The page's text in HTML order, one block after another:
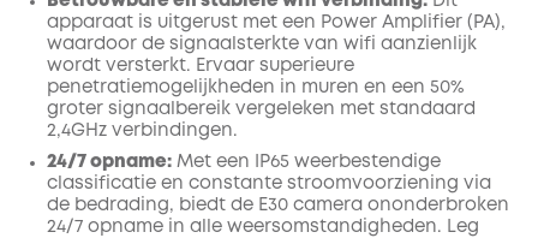
apparaat is uitgerust met een Power Amplifier (PA),
waardoor de signaalsterkte van wifi aanzienlijk
wordt versterkt. Ervaar superieure
penetratiemogelijkheden in muren en een 50%
groter signaalbereik vergeleken met standaard
2,4GHz verbindingen.
24/7 opname: Met een IP65 weerbestendige
classificatie en constante stroomvoorziening via
de bedrading, biedt de E30 camera ononderbroken
24/7 opname in alle weersomstandigheden. Leg